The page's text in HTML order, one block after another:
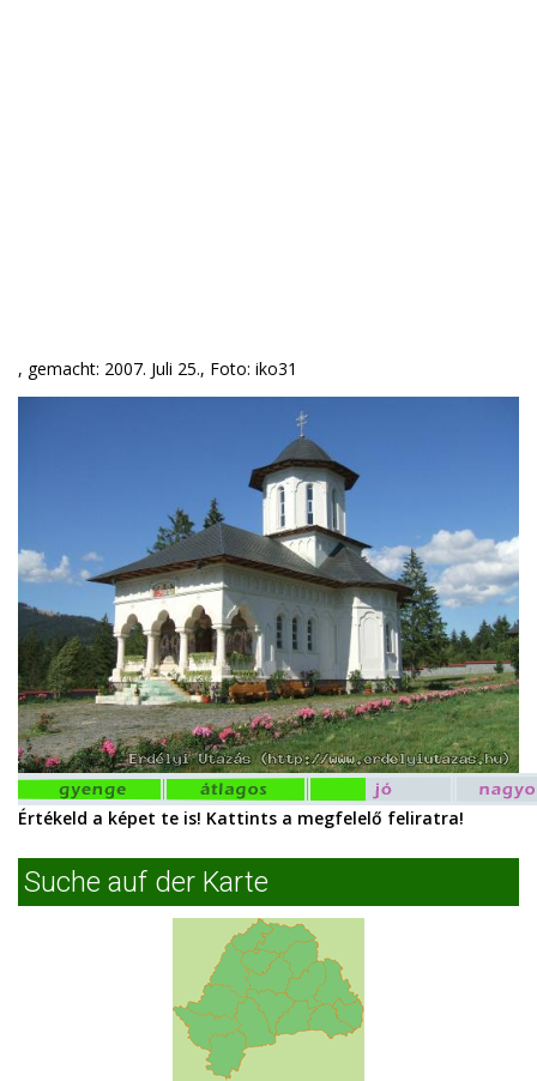
, gemacht: 2007. Juli 25., Foto: iko31
Értékeld a képet te is! Kattints a megfelelő feliratra!
Suche auf der Karte